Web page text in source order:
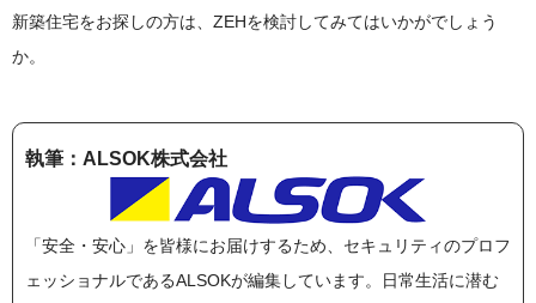
新築住宅をお探しの方は、ZEHを検討してみてはいかがでしょう
か。
執筆：ALSOK株式会社
「安全・安心」を皆様にお届けするため、セキュリティのプロフ
ェッショナルであるALSOKが編集しています。日常生活に潜む